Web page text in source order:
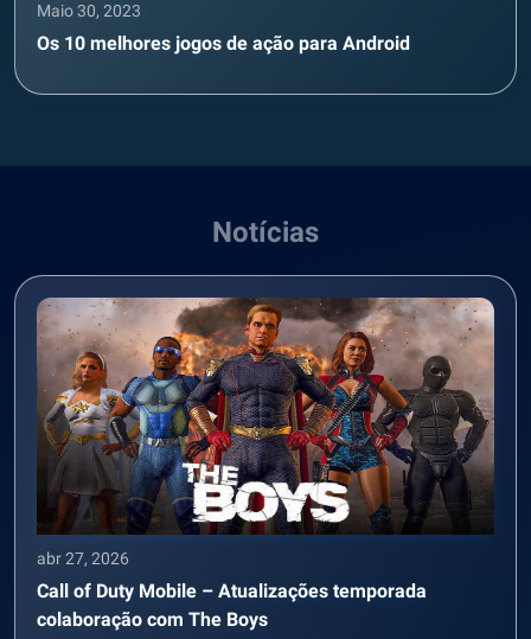
Maio 30, 2023
Os 10 melhores jogos de ação para Android
Notícias
abr 27, 2026
Call of Duty Mobile – Atualizações temporada
colaboração com The Boys